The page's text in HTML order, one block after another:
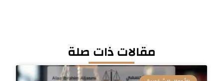
مقالات ذات صلة